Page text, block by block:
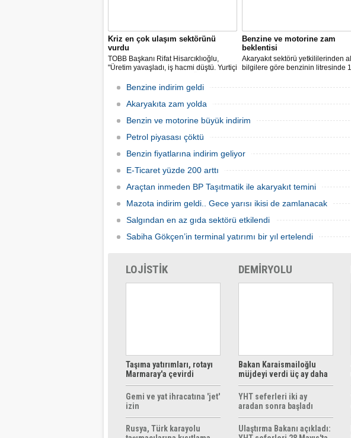
Kriz en çok ulaşım sektörünü
vurdu
TOBB Başkanı Rifat Hisarcıklıoğlu,
"Üretim yavaşladı, iş hacmi düştü. Yurtiçi
sınırları kapattı, ihracat yavaşladı,
mallarımızı taşıyamaz hale geldik" dedi.
Benzine ve motorine zam
beklentisi
Akaryakıt sektörü yetkililerinden
bilgilere göre benzinin litresinde
zam yapılması bekleniyor.
Benzine indirim geldi
Akaryakıta zam yolda
Benzin ve motorine büyük indirim
Petrol piyasası çöktü
Benzin fiyatlarına indirim geliyor
E-Ticaret yüzde 200 arttı
Araçtan inmeden BP Taşıtmatik ile akaryakıt temini
Mazota indirim geldi.. Gece yarısı ikisi de zamlanacak
Salgından en az gıda sektörü etkilendi
Sabiha Gökçen’in terminal yatırımı bir yıl ertelendi
LOJİSTİK
Taşıma yatırımları, rotayı
Marmaray'a çevirdi
Gemi ve yat ihracatına 'jet'
izin
Rusya, Türk karayolu
DEMİRYOLU
Bakan Karaismailoğlu
müjdeyi verdi üç ay daha
ücretsiz
YHT seferleri iki ay
aradan sonra başladı
Ulaştırma Bakanı açıkladı: